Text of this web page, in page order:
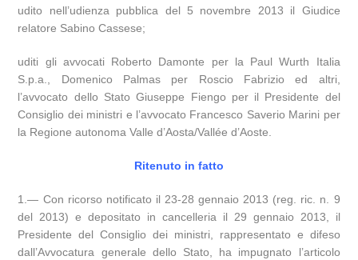
udito nell’udienza pubblica del 5 novembre 2013 il Giudice
relatore Sabino Cassese;
uditi gli avvocati Roberto Damonte per la Paul Wurth Italia
S.p.a., Domenico Palmas per Roscio Fabrizio ed altri,
l’avvocato dello Stato Giuseppe Fiengo per il Presidente del
Consiglio dei ministri e l’avvocato Francesco Saverio Marini per
la Regione autonoma Valle d’Aosta/Vallée d’Aoste.
Ritenuto in fatto
1.— Con ricorso notificato il 23-28 gennaio 2013 (reg. ric. n. 9
del 2013) e depositato in cancelleria il 29 gennaio 2013, il
Presidente del Consiglio dei ministri, rappresentato e difeso
dall’Avvocatura generale dello Stato, ha impugnato l’articolo